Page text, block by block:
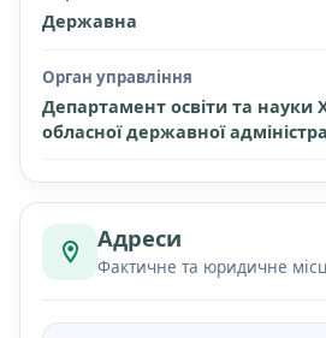
Державна
Орган управління
Департамент освіти та науки
обласної державної
Адреси
Фактичне та юридичне